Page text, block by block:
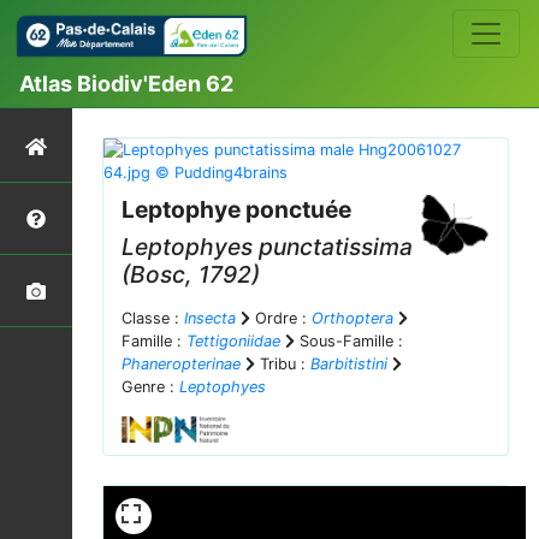
Atlas Biodiv'Eden 62
Leptophye ponctuée
Leptophyes punctatissima
(Bosc, 1792)
Classe : Insecta Ordre : Orthoptera
Famille : Tettigoniidae
Sous-Famille :
Phaneropterinae
Tribu : Barbitistini
Genre : Leptophyes